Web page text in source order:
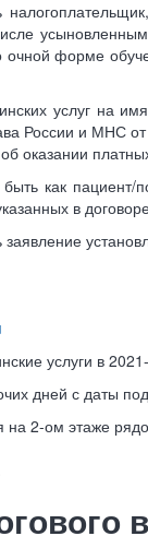
очной форме
услуг на
России и МНС
оказании
как
в
услуги в
дней с даты
2-ом этаже